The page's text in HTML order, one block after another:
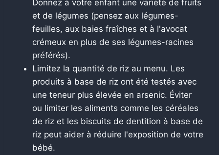
Donnez à votre enfant une variété de fruits
et de légumes (pensez aux légumes-
feuilles, aux baies fraîches et à l'avocat
crémeux en plus de ses légumes-racines
préférés).
Limitez la quantité de riz au menu. Les
produits à base de riz ont été testés avec
une teneur plus élevée en arsenic. Éviter
ou limiter les aliments comme les céréales
de riz et les biscuits de dentition à base de
riz peut aider à réduire l'exposition de votre
bébé.